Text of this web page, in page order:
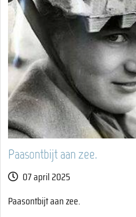
Paasontbijt aan zee.
07 april 2025
Paasontbijt aan zee.